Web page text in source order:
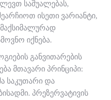
საშუალებას,
ისეთი ვარიანტი,
იქნება.
განვითარების
მთავარი პრინციპი:
საკუთარი და
პრეზერვატივის